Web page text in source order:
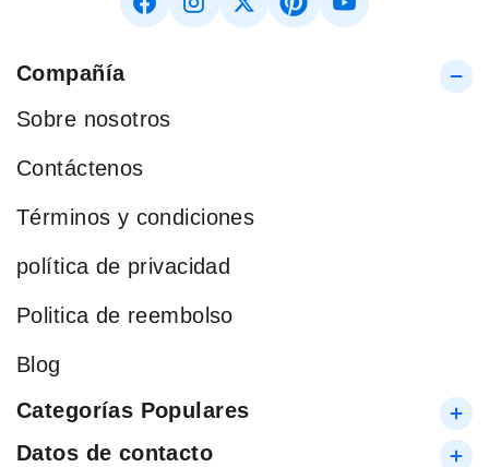
Compañía
Sobre nosotros
Contáctenos
Términos y condiciones
política de privacidad
Politica de reembolso
Blog
Categorías Populares
Datos de contacto